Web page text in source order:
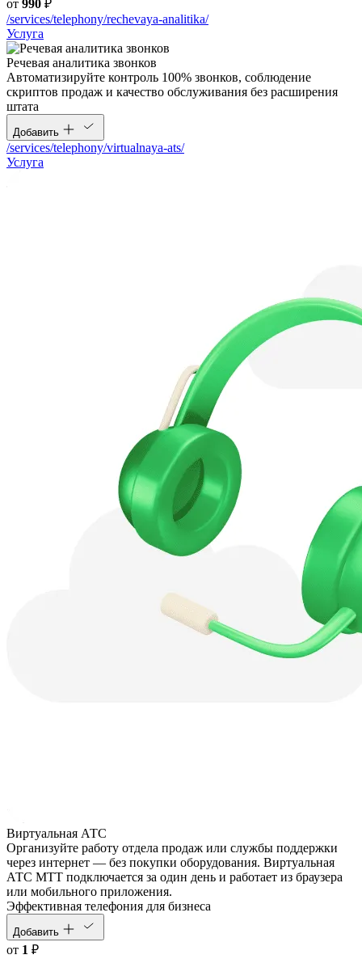
от 990 ₽
/services/telephony/rechevaya-analitika/
Услуга
Речевая аналитика звонков
Автоматизируйте контроль 100% звонков, соблюдение
скриптов продаж и качество обслуживания без расширения
штата
Добавить
/services/telephony/virtualnaya-ats/
Услуга
Виртуальная АТС
Организуйте работу отдела продаж или службы поддержки
через интернет — без покупки оборудования. Виртуальная
АТС МТТ подключается за один день и работает из браузера
или мобильного приложения.
Эффективная телефония для бизнеса
Добавить
от 1 ₽